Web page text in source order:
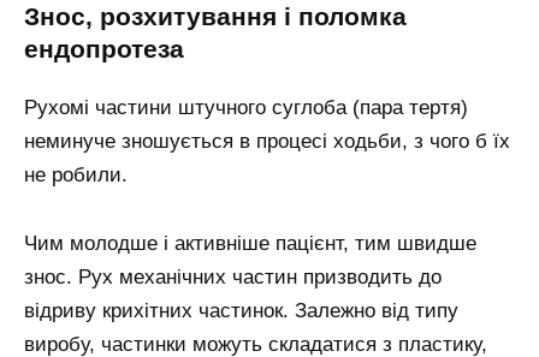
Знос, розхитування і поломка
ендопротеза
Рухомі частини штучного суглоба (пара тертя)
неминуче зношується в процесі ходьби, з чого б їх
не робили.
Чим молодше і активніше пацієнт, тим швидше
знос. Рух механічних частин призводить до
відриву крихітних частинок. Залежно від типу
виробу, частинки можуть складатися з пластику,